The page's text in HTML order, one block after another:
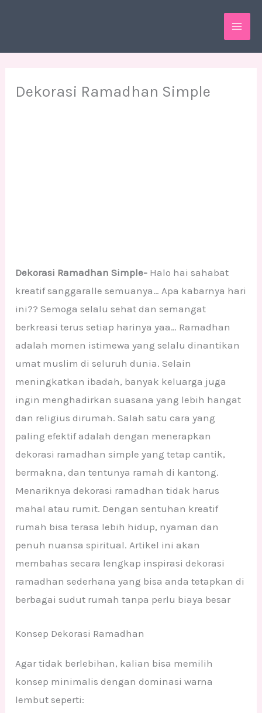
Dekorasi Ramadhan Simple
Dekorasi Ramadhan Simple- Halo hai sahabat
kreatif sanggaralle semuanya… Apa kabarnya hari
ini?? Semoga selalu sehat dan semangat
berkreasi terus setiap harinya yaa… Ramadhan
adalah momen istimewa yang selalu dinantikan
umat muslim di seluruh dunia. Selain
meningkatkan ibadah, banyak keluarga juga
ingin menghadirkan suasana yang lebih hangat
dan religius dirumah. Salah satu cara yang
paling efektif adalah dengan menerapkan
dekorasi ramadhan simple yang tetap cantik,
bermakna, dan tentunya ramah di kantong.
Menariknya dekorasi ramadhan tidak harus
mahal atau rumit. Dengan sentuhan kreatif
rumah bisa terasa lebih hidup, nyaman dan
penuh nuansa spiritual. Artikel ini akan
membahas secara lengkap inspirasi dekorasi
ramadhan sederhana yang bisa anda tetapkan di
berbagai sudut rumah tanpa perlu biaya besar
Konsep Dekorasi Ramadhan
Agar tidak berlebihan, kalian bisa memilih
konsep minimalis dengan dominasi warna
lembut seperti: